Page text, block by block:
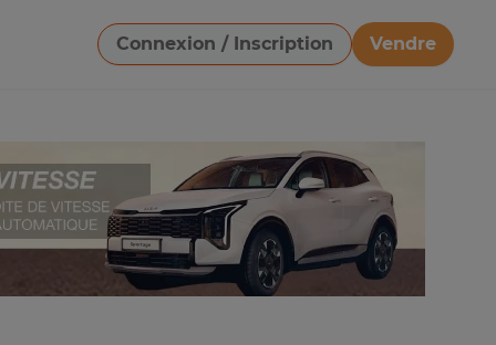
Connexion / Inscription
Vendre
Télécharger une image